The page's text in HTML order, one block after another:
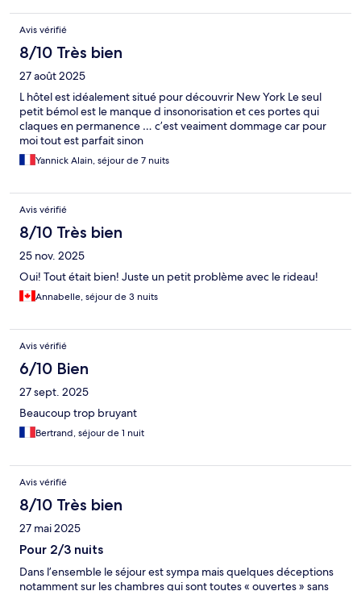
Avis vérifié
8/10 Très bien
27 août 2025
L hôtel est idéalement situé pour découvrir New York Le seul
petit bémol est le manque d insonorisation et ces portes qui
claques en permanence … c’est veaiment dommage car pour
moi tout est parfait sinon
Yannick Alain, séjour de 7 nuits
Avis vérifié
8/10 Très bien
25 nov. 2025
Oui! Tout était bien! Juste un petit problème avec le rideau!
Annabelle, séjour de 3 nuits
Avis vérifié
6/10 Bien
27 sept. 2025
Beaucoup trop bruyant
Bertrand, séjour de 1 nuit
Avis vérifié
8/10 Très bien
27 mai 2025
Pour 2/3 nuits
Dans l’ensemble le séjour est sympa mais quelques déceptions
notamment sur les chambres qui sont toutes « ouvertes » sans